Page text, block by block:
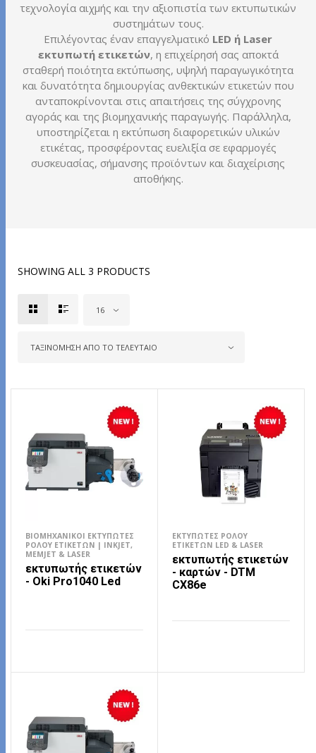
τεχνολογία αιχμής και την αξιοπιστία των εκτυπωτικών
συστημάτων τους.
Επιλέγοντας έναν επαγγελματικό LED ή Laser
εκτυπωτή ετικετών, η επιχείρησή σας αποκτά
σταθερή ποιότητα εκτύπωσης, υψηλή παραγωγικότητα
και δυνατότητα δημιουργίας ανθεκτικών ετικετών που
ανταποκρίνονται στις απαιτήσεις της σύγχρονης
αγοράς και της βιομηχανικής παραγωγής. Παράλληλα,
υποστηρίζεται η εκτύπωση διαφορετικών υλικών
ετικέτας, προσφέροντας ευελιξία σε εφαρμογές
συσκευασίας, σήμανσης προϊόντων και διαχείρισης
αποθήκης.
SHOWING ALL 3 PRODUCTS
16
ΤΑΞΙΝΌΜΗΣΗ ΑΠΌ ΤΟ ΤΕΛΕΥΤΑΊΟ
ΒΙΟΜΗΧΑΝΙΚΟΊ ΕΚΤΥΠΩΤΈΣ
ΡΟΛΟΎ ΕΤΙΚΕΤΏΝ | INKJET,
MEMJET & LASER
εκτυπωτής ετικετών
- Οki Pro1040 Led
ΕΚΤΥΠΩΤΈΣ ΡΟΛΟΎ
ΕΤΙΚΕΤΏΝ LED & LASER
εκτυπωτής ετικετών
- καρτών - DTM
CX86e